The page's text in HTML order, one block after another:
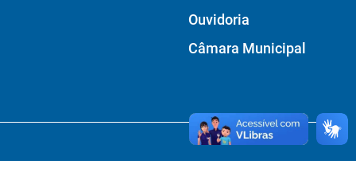
Ouvidoria
Câmara Municipal